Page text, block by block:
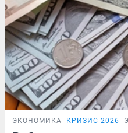
ЭКОНОМИКА КРИЗИС-2026